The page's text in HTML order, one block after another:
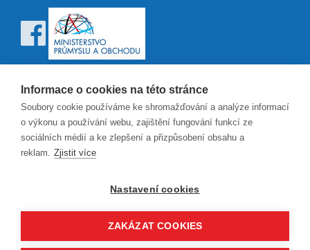
Informace o cookies na této stránce
Soubory cookie používáme ke shromažďování a analýze informací
o výkonu a používání webu, zajištění fungování funkcí ze
sociálních médií a ke zlepšení a přizpůsobení obsahu a
reklam. Zjistit více
Nastavení cookies
ZAKÁZAT COOKIES